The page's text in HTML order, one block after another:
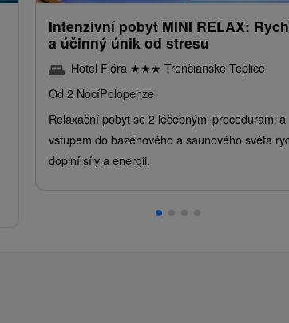
Intenzivní pobyt MINI RELAX:
a účinný únik od stresu
Hotel Flóra ★★★ Trenčianske Teplice
Od 2 NocíPolopenze
Relaxační pobyt se 2 léčebnými procedurami a
vstupem do bazénového a saunového světa
doplní síly a energii.